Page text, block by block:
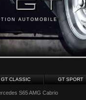
AUTOMOBILE
GT CLASSIC GT SPORT
S65 AMG Cabrio